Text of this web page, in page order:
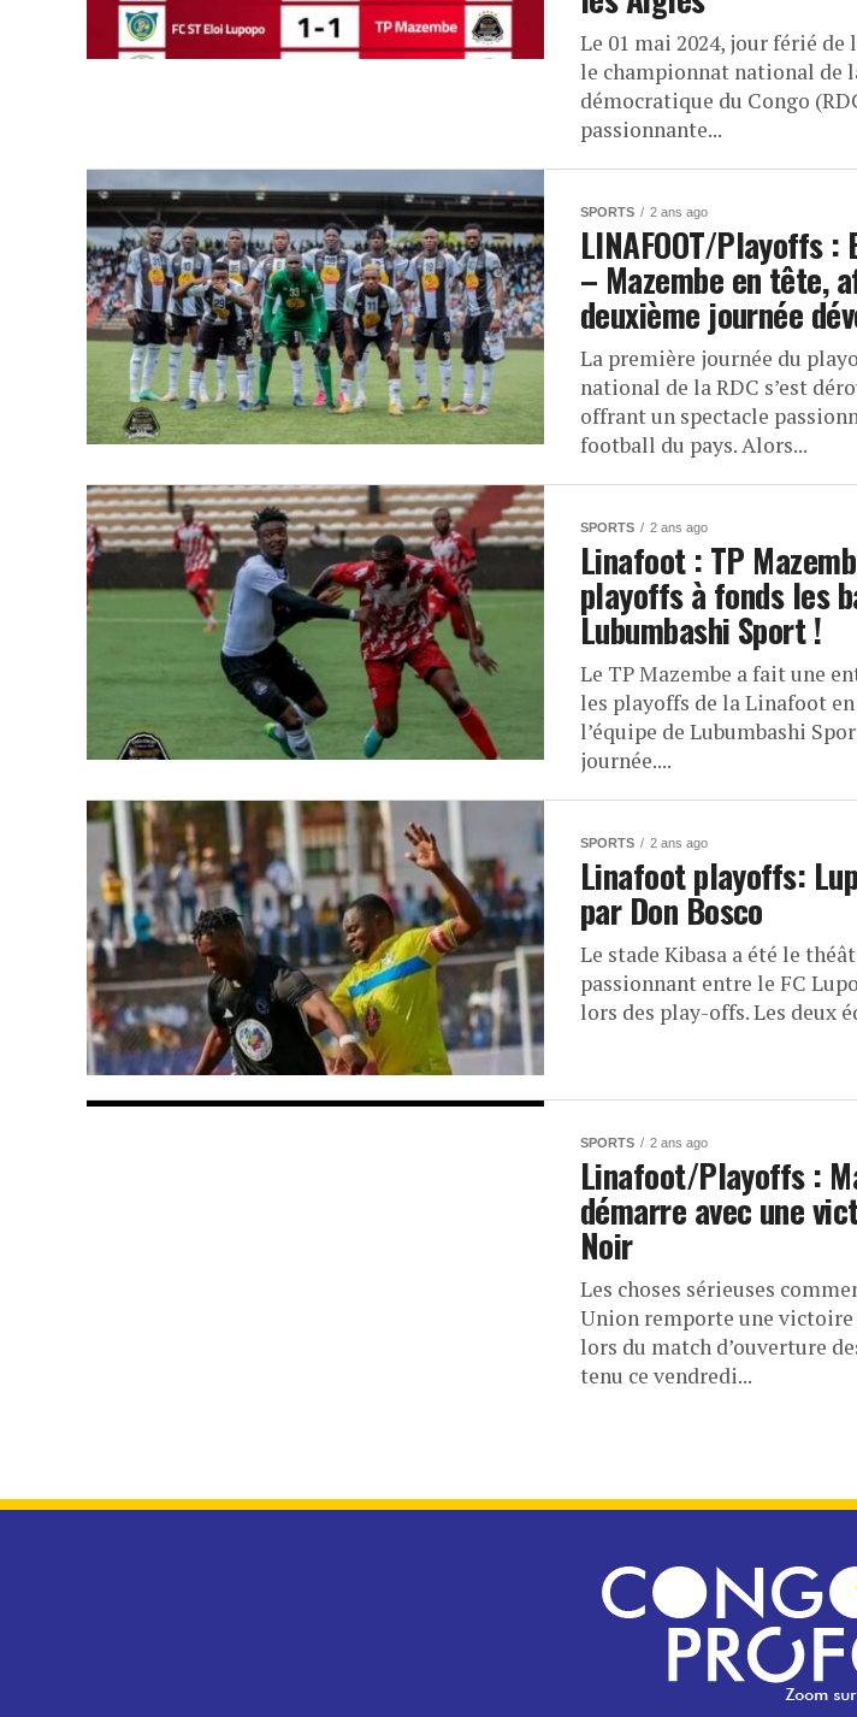
Le 01 mai 2024, jour férié
le championnat national de
démocratique du Congo
passionnante...
SPORTS 2 ans ago
LINAFOOT/Playoffs
– Mazembe en tête,
deuxième journée
La première journée du
national de la RDC s’est
offrant un spectacle
football du pays. Alors...
SPORTS 2 ans ago
Linafoot : TP
playoffs à fonds les
Lubumbashi Sport !
Le TP Mazembe a fait une
les playoffs de la Linafoot
l’équipe de Lubumbashi
journée....
SPORTS 2 ans ago
Linafoot playoffs:
par Don Bosco
Le stade Kibasa a été le
passionnant entre le FC
lors des play-offs. Les deux
SPORTS 2 ans ago
Linafoot/Playoffs :
démarre avec une
Noir
Les choses sérieuses
Union remporte une
lors du match d’ouverture
tenu ce vendredi...